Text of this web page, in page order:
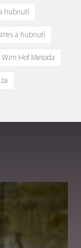
hubnutí
a hubnutí
Wim Hof Metoda